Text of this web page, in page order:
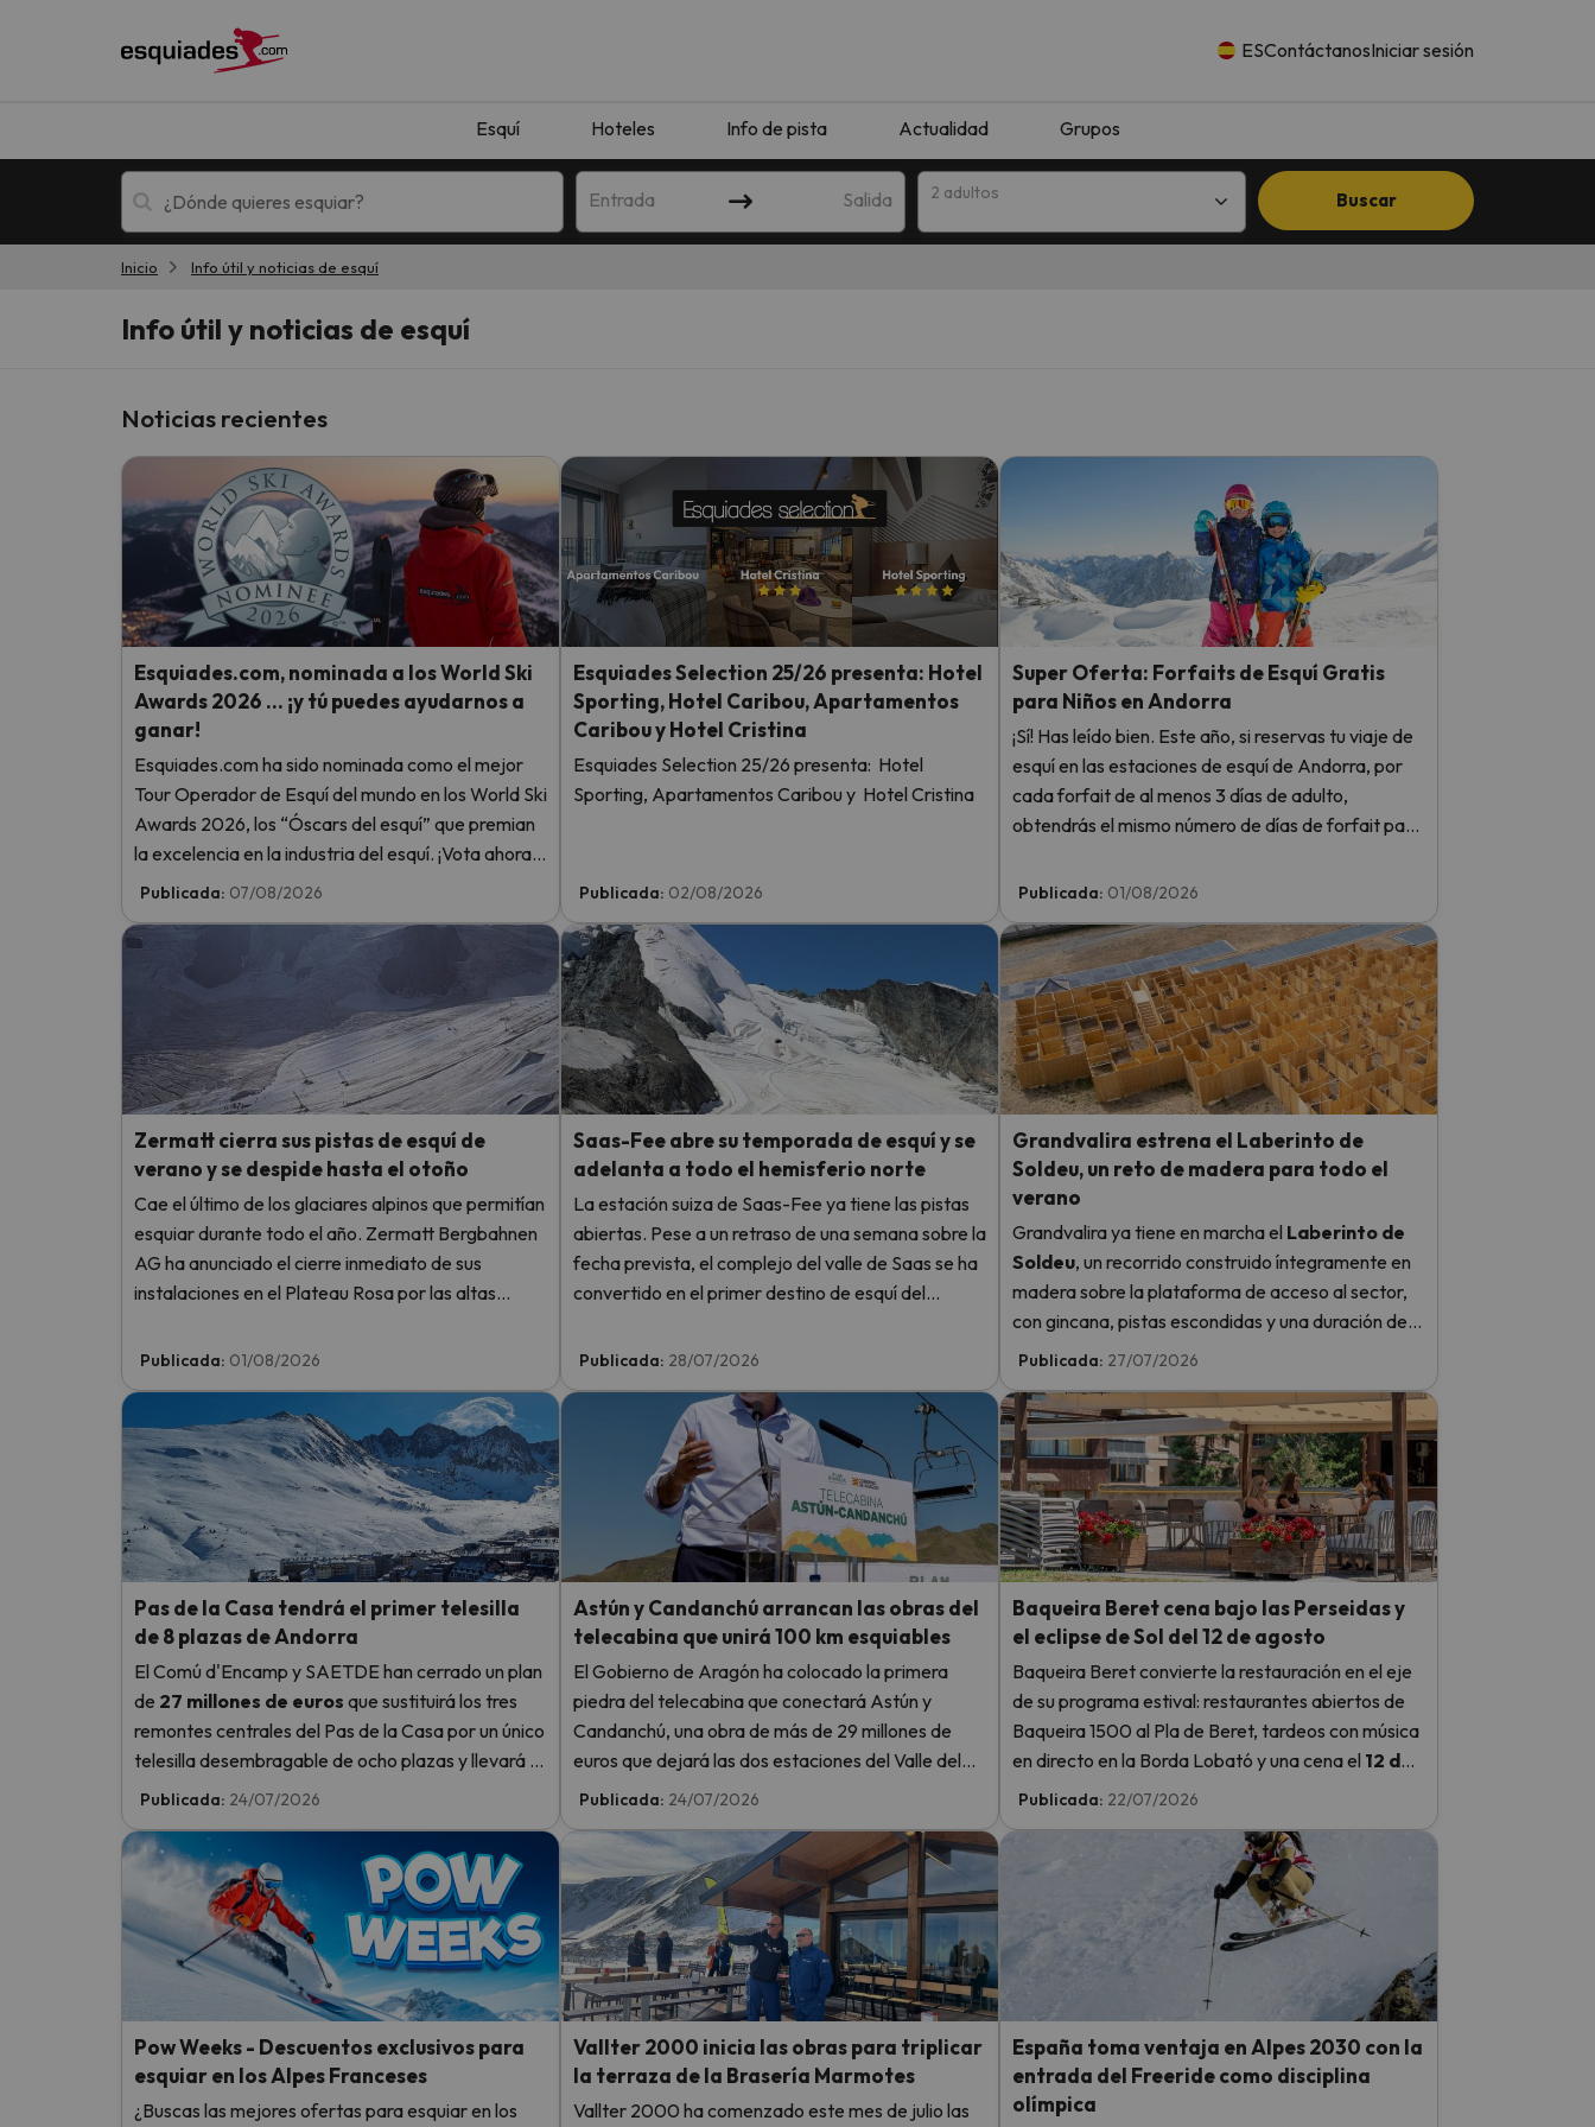
ESContáctanosIniciar sesión
Esquí Hoteles Info de pista Actualidad Grupos
Entrada Salida 2 adultos Buscar
¡Vaya! No hemos encontrado ningún resultado que coincida con tu búsqueda. Prueba a modificar el destino.
¡Vaya! Parece que nuestro buscador ha perdido el norte. En cuanto encuentre su brújula vuelve.
Inicio Info útil y noticias de esquí
Info útil y noticias de esquí
Noticias recientes
Esquiades.com, nominada a los World Ski
Awards 2026 … ¡y tú puedes ayudarnos a
ganar!
Esquiades.com ha sido nominada como el mejor
Tour Operador de Esquí del mundo en los World Ski
Awards 2026, los “Óscars del esquí” que premian
la excelencia en la industria del esquí. ¡Vota ahora y
ayúdanos a alcanzar la cima!
Publicada: 07/08/2026
Esquiades Selection 25/26 presenta: Hotel
Sporting, Hotel Caribou, Apartamentos
Caribou y Hotel Cristina
Esquiades Selection 25/26 presenta: Hotel
Sporting, Apartamentos Caribou y Hotel Cristina
Publicada: 02/08/2026
Super Oferta: Forfaits de Esquí Gratis
para Niños en Andorra
¡Sí! Has leído bien. Este año, si reservas tu viaje de
esquí en las estaciones de esquí de Andorra, por
cada forfait de al menos 3 días de adulto,
obtendrás el mismo número de días de forfait para
Publicada: 01/08/2026
Zermatt cierra sus pistas de esquí de
verano y se despide hasta el otoño
Cae el último de los glaciares alpinos que permitían
esquiar durante todo el año. Zermatt Bergbahnen
AG ha anunciado el cierre inmediato de sus
instalaciones en el Plateau Rosa por las altas
semana.
Publicada: 01/08/2026
Saas-Fee abre su temporada de esquí y se
adelanta a todo el hemisferio norte
La estación suiza de Saas-Fee ya tiene las pistas
abiertas. Pese a un retraso de una semana sobre la
fecha prevista, el complejo del valle de Saas se ha
convertido en el primer destino de esquí del
2027.
Publicada: 28/07/2026
Grandvalira estrena el Laberinto de
Soldeu, un reto de madera para todo el
verano
Grandvalira ya tiene en marcha el Laberinto de
Soldeu, un recorrido construido íntegramente en
madera sobre la plataforma de acceso al sector,
con gincana, pistas escondidas y una duración de
entre 30 y 45 minutos. Estará abierto
Publicada: 27/07/2026
Pas de la Casa tendrá el primer telesilla
de 8 plazas de Andorra
El Comú d'Encamp y SAETDE han cerrado un plan
de 27 millones de euros que sustituirá los tres
remontes centrales del Pas de la Casa por un único
telesilla desembragable de ocho plazas y llevará el
telecabina Pioners hasta el lago de les Abelletes.
Publicada: 24/07/2026
Astún y Candanchú arrancan las obras del
telecabina que unirá 100 km esquiables
El Gobierno de Aragón ha colocado la primera
piedra del telecabina que conectará Astún y
Candanchú, una obra de más de 29 millones de
euros que dejará las dos estaciones del Valle del
Aragón a poco más de diez minutos la una de la
Publicada: 24/07/2026
Baqueira Beret cena bajo las Perseidas y
el eclipse de Sol del 12 de agosto
Baqueira Beret convierte la restauración en el eje
de su programa estival: restaurantes abiertos de
Baqueira 1500 al Pla de Beret, tardeos con música
en directo en la Borda Lobató y una cena el 12 de
agosto
que coincidirá con el máximo de las
Publicada: 22/07/2026
Pow Weeks - Descuentos exclusivos para
esquiar en los Alpes Franceses
¿Buscas las mejores ofertas para esquiar en los
Vallter 2000 inicia las obras para triplicar
la terraza de la Brasería Marmotes
Vallter 2000 ha comenzado este mes de julio las
España toma ventaja en Alpes 2030 con la
entrada del Freeride como disciplina
olímpica